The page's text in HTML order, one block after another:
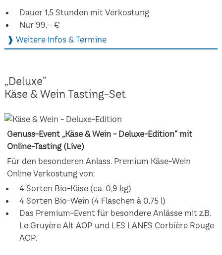
Dauer 1,5 Stunden mit Verkostung
Nur 99,– €
❱ Weitere Infos & Termine
„Deluxe”
Käse & Wein Tasting-Set
Genuss-Event „Käse & Wein - Deluxe-Edition“ mit
Online-Tasting (Live)
Für den besonderen Anlass. Premium Käse-Wein
Online Verkostung von:
4 Sorten Bio-Käse (ca. 0,9 kg)
4 Sorten Bio-Wein (4 Flaschen à 0,75 l)
Das Premium-Event für besondere Anlässe mit z.B.
Le Gruyère Alt AOP und LES LANES Corbière Rouge
AOP.